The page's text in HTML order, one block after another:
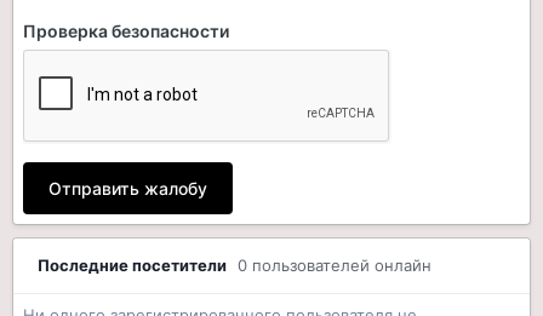
Проверка безопасности
Отправить жалобу
Последние посетители 0 пользователей онлайн